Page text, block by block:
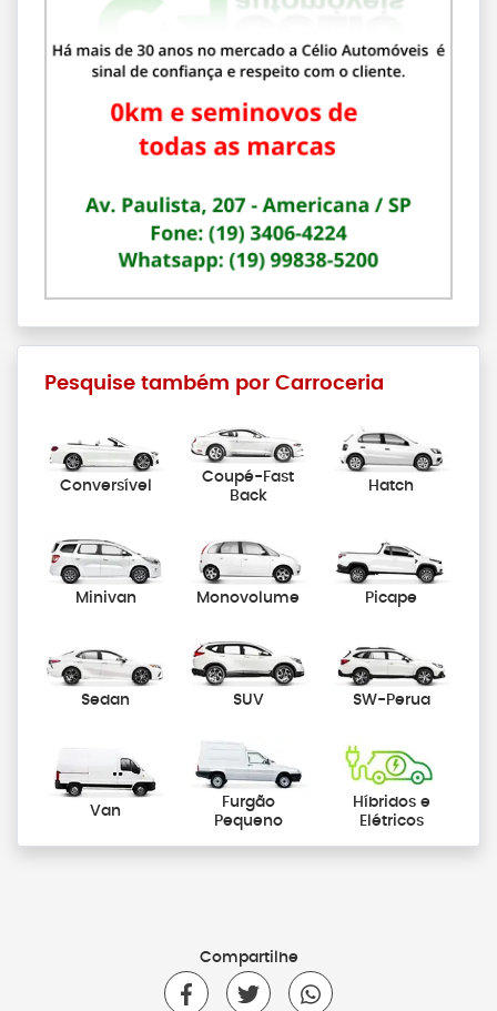
Pesquise também por Carroceria
Conversível
Coupé-Fast
Back
Hatch
Minivan Monovolume Picape
Sedan SUV SW-Perua
Van
Furgão
Pequeno
Híbridos e
Elétricos
Compartilhe